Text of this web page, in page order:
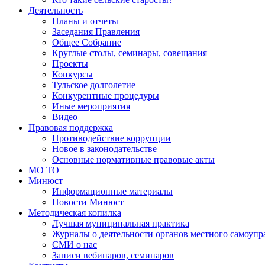
Деятельность
Планы и отчеты
Заседания Правления
Общее Собрание
Круглые столы, семинары, совещания
Проекты
Конкурсы
Тульское долголетие
Конкурентные процедуры
Иные мероприятия
Видео
Правовая поддержка
Противодействие коррупции
Новое в законодательстве
Основные нормативные правовые акты
МО ТО
Минюст
Информационные материалы
Новости Минюст
Методическая копилка
Лучшая муниципальная практика
Журналы о деятельности органов местного
СМИ о нас
Записи вебинаров, семинаров